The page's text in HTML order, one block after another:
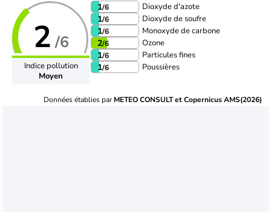
2 /6
Indice pollution
Moyen
1/6 Dioxyde d'azote
1/6 Dioxyde de soufre
1/6 Monoxyde de carbone
2/6 Ozone
1/6 Particules fines
1/6 Poussières
Données établies parMETEO CONSULT et Copernicus AMS(2026)